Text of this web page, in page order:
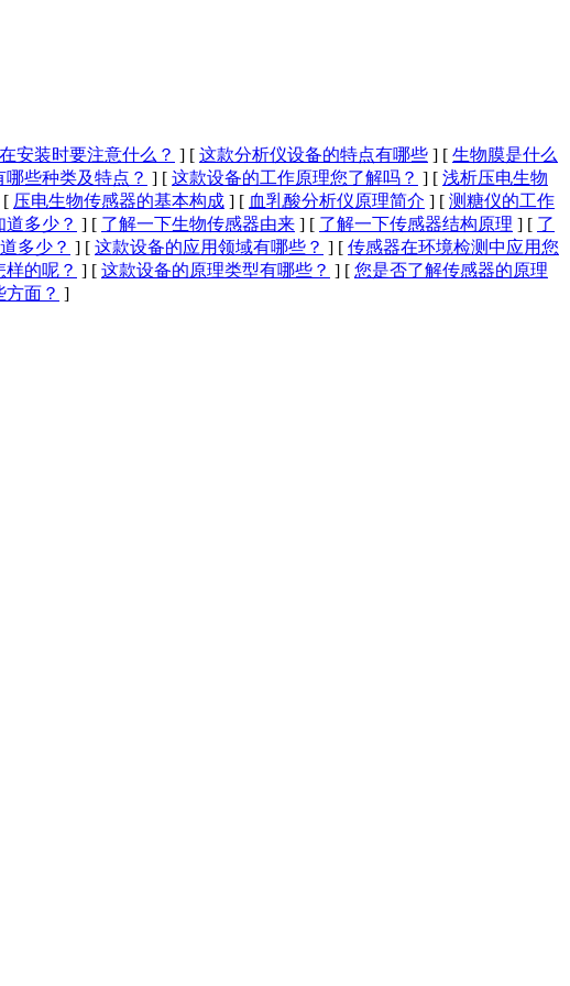
安装时要注意什么？ ] [ 这款分析仪设备的特点有哪些 ] [ 生物膜是什么
些种类及特点？ ] [ 这款设备的工作原理您了解吗？ ] [ 浅析压电生物
[ 压电生物传感器的基本构成 ] [ 血乳酸分析仪原理简介 ] [ 测糖仪的工作
多少？ ] [ 了解一下生物传感器由来 ] [ 了解一下传感器结构原理 ] [ 了
多少？ ] [ 这款设备的应用领域有哪些？ ] [ 传感器在环境检测中应用您
的呢？ ] [ 这款设备的原理类型有哪些？ ] [ 您是否了解传感器的原理
面？ ]